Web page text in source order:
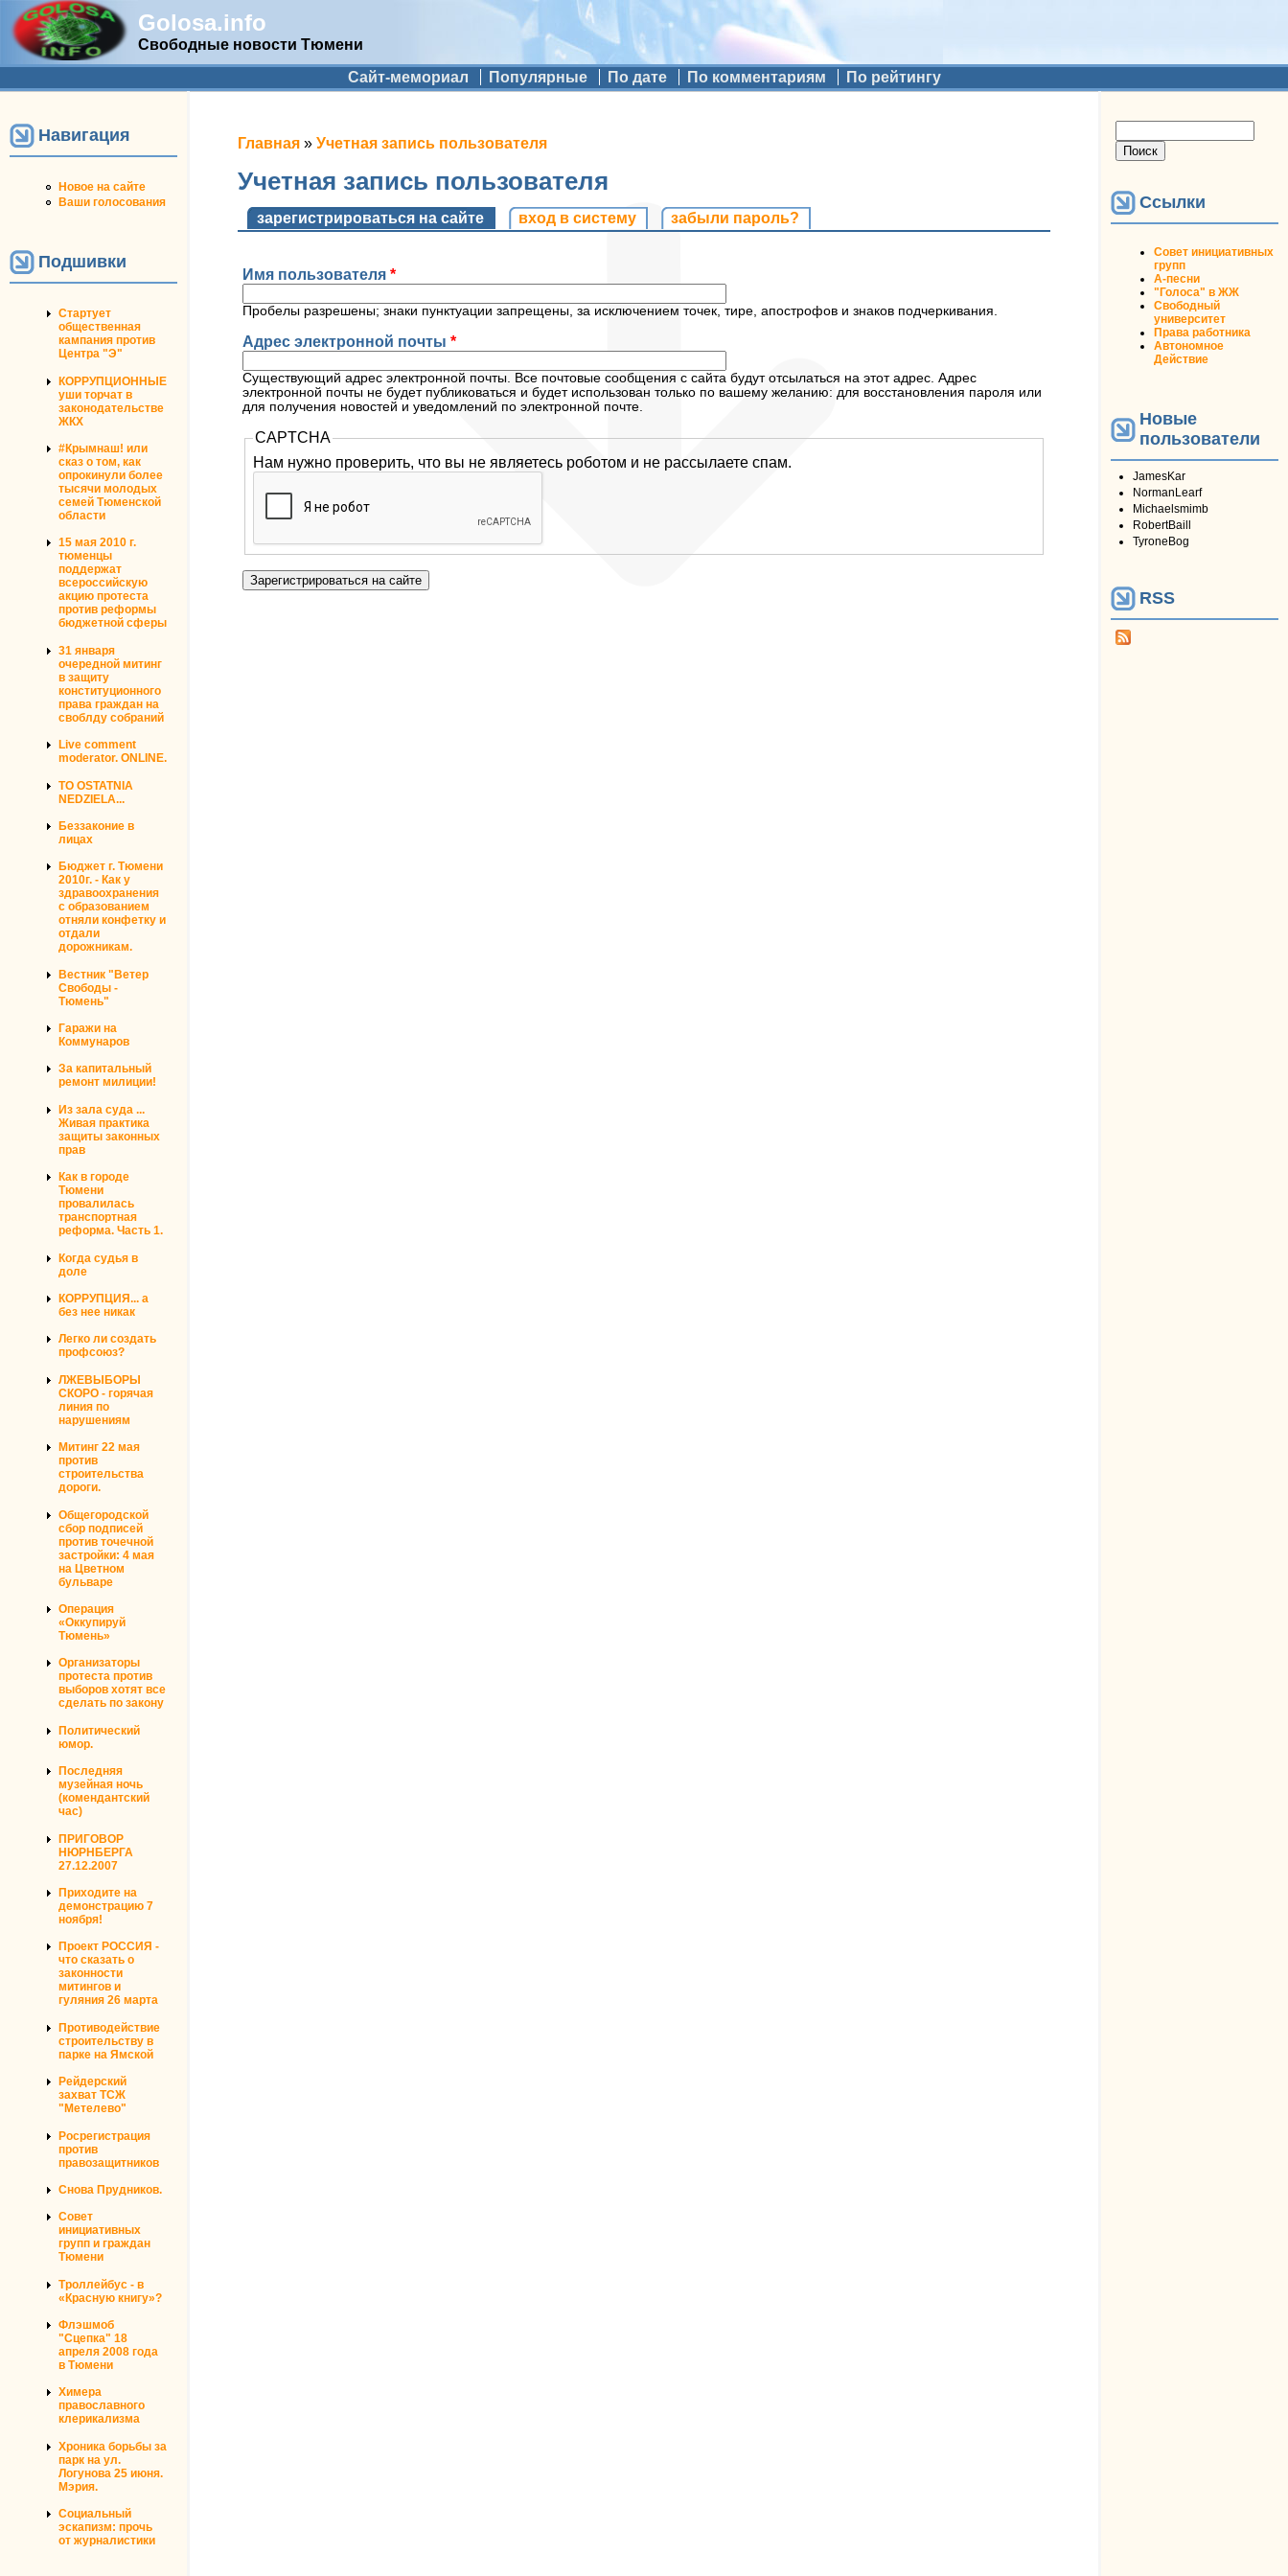
Golosa.info
Свободные новости Тюмени
Дополнительное меню Сайт-мемориал Популярные По дате По комментариям По рейтингу
Навигация
Новое на сайте
Ваши голосования
Подшивки
Стартует
общественная
кампания против
Центра "Э"
КОРРУПЦИОННЫЕ
уши торчат в
законодательстве
ЖКХ
#Крымнаш! или
сказ о том, как
опрокинули более
тысячи молодых
семей Тюменской
области
15 мая 2010 г.
тюменцы
поддержат
всероссийскую
акцию протеста
против реформы
бюджетной сферы
31 января
очередной митинг
в защиту
конституционного
права граждан на
своблду собраний
Live comment
moderator. ONLINE.
TO OSTATNIA
NEDZIELA...
Беззаконие в
лицах
Бюджет г. Тюмени
2010г. - Как у
здравоохранения
с образованием
отняли конфетку и
отдали
дорожникам.
Вестник "Ветер
Свободы -
Тюмень"
Гаражи на
Коммунаров
За капитальный
ремонт милиции!
Из зала суда ...
Живая практика
защиты законных
прав
Как в городе
Тюмени
провалилась
транспортная
реформа. Часть 1.
Когда судья в
доле
КОРРУПЦИЯ... а
без нее никак
Легко ли создать
профсоюз?
ЛЖЕВЫБОРЫ
СКОРО - горячая
линия по
нарушениям
Митинг 22 мая
против
строительства
дороги.
Общегородской
сбор подписей
против точечной
застройки: 4 мая
на Цветном
бульваре
Операция
«Оккупируй
Тюмень»
Организаторы
протеста против
выборов хотят все
сделать по закону
Политический
юмор.
Последняя
музейная ночь
(комендантский
час)
ПРИГОВОР
НЮРНБЕРГА
27.12.2007
Приходите на
демонстрацию 7
ноября!
Проект РОССИЯ -
что сказать о
законности
митингов и
гуляния 26 марта
Противодействие
строительству в
парке на Ямской
Рейдерский
захват ТСЖ
"Метелево"
Росрегистрация
против
правозащитников
Снова Прудников.
Совет
инициативных
групп и граждан
Тюмени
Троллейбус - в
«Красную книгу»?
Флэшмоб
"Сцепка" 18
апреля 2008 года
в Тюмени
Химера
православного
клерикализма
Хроника борьбы за
парк на ул.
Логунова 25 июня.
Мэрия.
Социальный
эскапизм: прочь
от журналистики
Вы здесь
Главная » Учетная запись пользователя
Учетная запись пользователя
Главные вкладки
зарегистрироваться на сайте (активная вкладка)
вход в систему забыли пароль?
Имя пользователя *
Пробелы разрешены; знаки пунктуации запрещены, за исключением точек, тире, апострофов и знаков подчеркивания.
Адрес электронной почты *
Существующий адрес электронной почты. Все почтовые сообщения с сайта будут отсылаться на этот адрес. Адрес
электронной почты не будет публиковаться и будет использован только по вашему желанию: для восстановления пароля или
для получения новостей и уведомлений по электронной почте.
CAPTCHA
Нам нужно проверить, что вы не являетесь роботом и не рассылаете спам.
Ссылки
Совет инициативных
групп
А-песни
"Голоса" в ЖЖ
Свободный
университет
Права работника
Автономное
Действие
Новые
пользователи
JamesKar
NormanLearf
Michaelsmimb
RobertBaill
TyroneBog
RSS